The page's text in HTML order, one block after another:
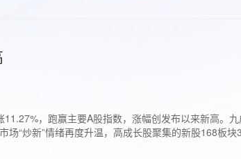
，跑赢主要A股指数，涨幅创发布以来新高。
“炒新”情绪再度升温，高成长股聚集的新股168板